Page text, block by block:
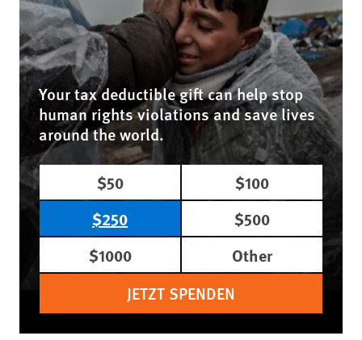
Your tax deductible gift can help stop
human rights violations and save lives
around the world.
$50
$100
$250
$500
$1000
Other
JETZT SPENDEN